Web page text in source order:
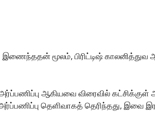
மூலம், பிரிட்டிஷ் காலனித்துவ
அர்ப்பணிப்பு ஆகியவை விரைவில்
தெளிவாகத் தெரிந்தது, இவை